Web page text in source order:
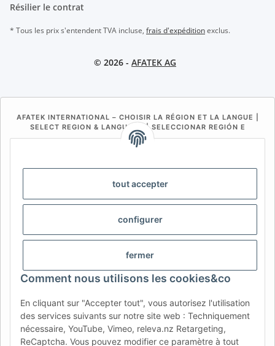
tout accepter
configurer
fermer
Comment nous utilisons les cookies&co
En cliquant sur "Accepter tout", vous autorisez l'utilisation
des services suivants sur notre site web : Techniquement
nécessaire, YouTube, Vimeo, releva.nz Retargeting,
ReCaptcha. Vous pouvez modifier ce paramètre à tout
Résilier le contrat
* Tous les prix s'entendent TVA incluse, frais d'expéditionexclus.
© 2026 - AFATEK AG
AFATEK INTERNATIONAL – CHOISIR LA RÉGION ET LA LANGUE |
SELECT REGION & LANGUAGE | SELECCIONAR REGIÓN E
IDIOMA
BE (NL) BE (FR)
FR IT ES DK PL
USA
RO HR
AFATEK France| Votre spécialiste en pièces détachées pour
remorques
Conseil technique :moc.ketafa@ofni| TVA (DE) :